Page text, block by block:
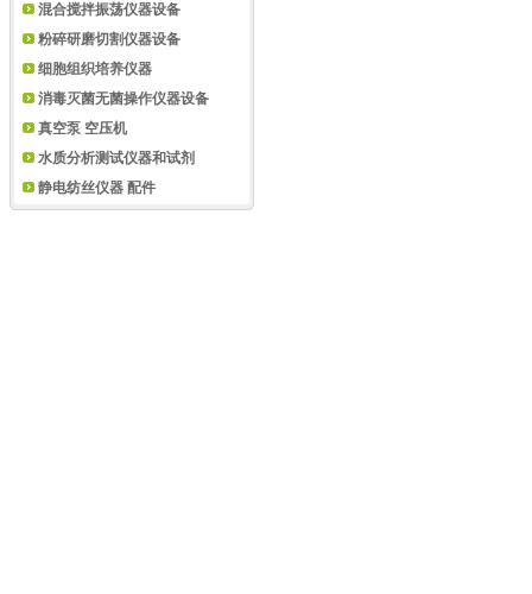
混合搅拌振荡仪器设备
粉碎研磨切割仪器设备
细胞组织培养仪器
消毒灭菌无菌操作仪器设备
真空泵 空压机
水质分析测试仪器和试剂
静电纺丝仪器 配件